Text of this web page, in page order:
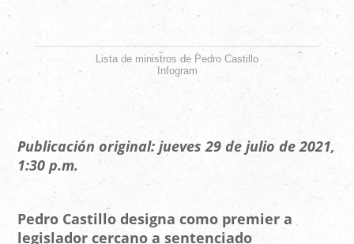
Lista de ministros de Pedro Castillo
Infogram
Publicación original: jueves 29 de julio de 2021,
1:30 p.m.
Pedro Castillo designa como premier a
legislador cercano a sentenciado